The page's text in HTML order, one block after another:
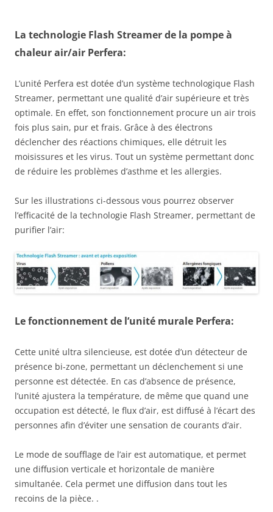
La technologie Flash Streamer de la pompe à
chaleur air/air Perfera:
L’unité Perfera est dotée d’un système technologique Flash
Streamer, permettant une qualité d’air supérieure et très
optimale. En effet, son fonctionnement procure un air trois
fois plus sain, pur et frais. Grâce à des électrons
déclencher des réactions chimiques, elle détruit les
moisissures et les virus. Tout un système permettant donc
de réduire les problèmes d’asthme et les allergies.
Sur les illustrations ci-dessous vous pourrez observer
l’efficacité de la technologie Flash Streamer, permettant de
purifier l’air:
Le fonctionnement de l’unité murale Perfera:
Cette unité ultra silencieuse, est dotée d’un détecteur de
présence bi-zone, permettant un déclenchement si une
personne est détectée. En cas d’absence de présence,
l’unité ajustera la température, de même que quand une
occupation est détecté, le flux d’air, est diffusé à l’écart des
personnes afin d’éviter une sensation de courants d’air.
Le mode de soufflage de l’air est automatique, et permet
une diffusion verticale et horizontale de manière
simultanée. Cela permet une diffusion dans tout les
recoins de la pièce. .